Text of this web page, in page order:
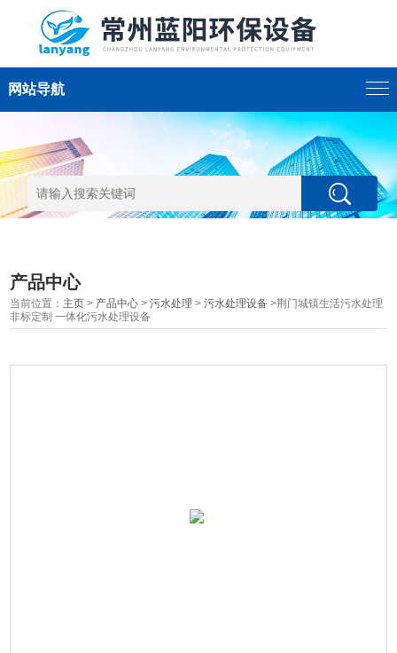
网站导航
产品中心
当前位置： 主页 > 产品中心 >污水处理 >污水处理设备 >荆门城镇生活污水处理
非标定制 一体化污水处理设备